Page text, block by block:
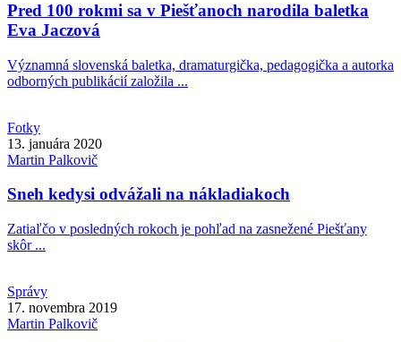
Pred 100 rokmi sa v Piešťanoch narodila baletka
Eva Jaczová
Významná slovenská baletka, dramaturgička, pedagogička a autorka
odborných publikácií založila ...
Fotky
13. januára 2020
Martin Palkovič
Sneh kedysi odvážali na nákladiakoch
Zatiaľčo v posledných rokoch je pohľad na zasnežené Piešťany
skôr ...
Správy
17. novembra 2019
Martin Palkovič